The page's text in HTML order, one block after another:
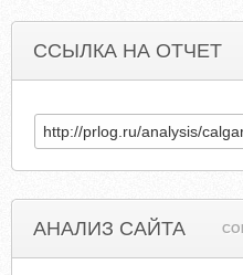
ССЫЛКА НА ОТЧЕТ
АНАЛИЗ САЙТА